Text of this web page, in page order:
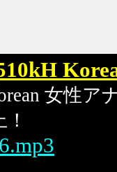
女性ア